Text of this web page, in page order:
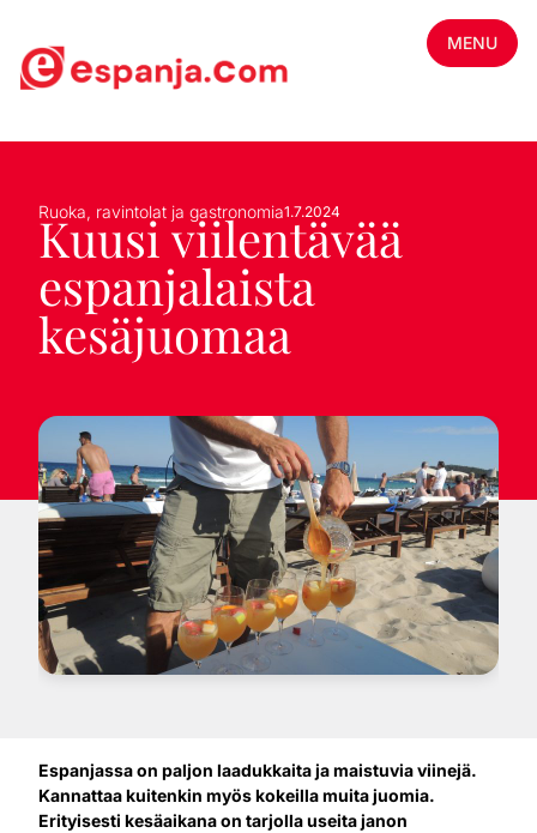
MENU
Ruoka, ravintolat ja gastronomia1.7.2024
Kuusi viilentävää
espanjalaista
kesäjuomaa
Espanjassa on paljon laadukkaita ja maistuvia viinejä.
Kannattaa kuitenkin myös kokeilla muita juomia.
Erityisesti kesäaikana on tarjolla useita janon